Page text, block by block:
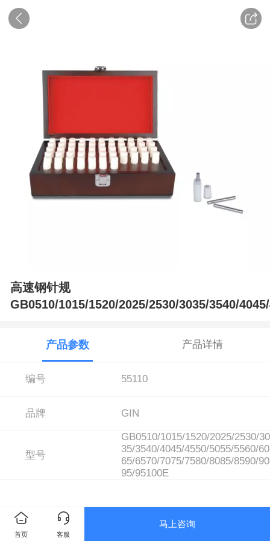
高速钢针规
GB0510/1015/1520/2025/2530/3035/3540/
产品参数 产品详情
编号 55110
品牌 GIN
型号
GB0510/1015/1520/2025/2530/30
35/3540/4045/4550/5055/5560/60
65/6570/7075/7580/8085/8590/90
95/95100E
首页 客服
马上咨询